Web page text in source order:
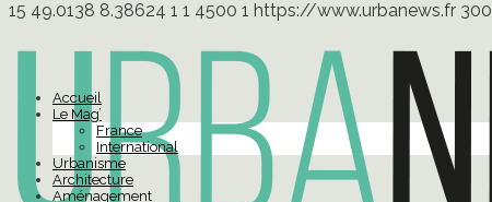
15 49.0138 8.38624 1 1 4500 1 https://www.urbanews.fr 300
Accueil
Le Mag’
France
International
Urbanisme
Architecture
Aménagement